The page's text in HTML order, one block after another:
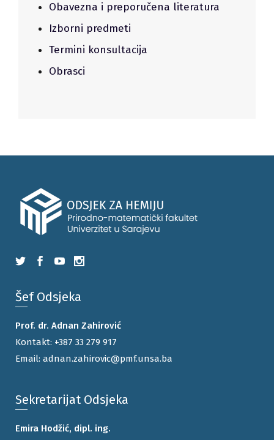
Obavezna i preporučena literatura
Izborni predmeti
Termini konsultacija
Obrasci
Šef Odsjeka
Prof. dr. Adnan Zahirović
Kontakt: +387 33 279 917
Email: adnan.zahirovic@pmf.unsa.ba
Sekretarijat Odsjeka
Emira Hodžić, dipl. ing.